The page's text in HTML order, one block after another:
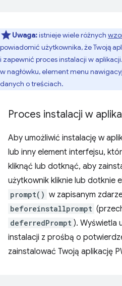
Uwaga:istnieje wiele różnych
powiadomić użytkownika, że Twoją
i zapewnić proces instalacji w
w nagłówku, element menu
danych o treściach.
Proces instalacji w
Aby umożliwić instalację w
lub inny element interfejsu,
kliknąć lub dotknąć, aby
użytkownik kliknie lub dotknie
prompt() w zapisanym
beforeinstallprompt
deferredPrompt ). Wyświetla
instalacji z prośbą o
zainstalować Twoją aplikację